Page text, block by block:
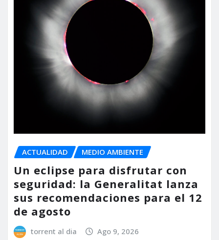
ACTUALIDAD MEDIO AMBIENTE
Un eclipse para disfrutar con
seguridad: la Generalitat lanza
sus recomendaciones para el 12
de agosto
torrent al dia Ago 9, 2026